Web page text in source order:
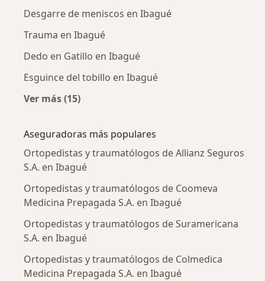
Desgarre de meniscos en Ibagué
Trauma en Ibagué
Dedo en Gatillo en Ibagué
Esguince del tobillo en Ibagué
Ver más (15)
Aseguradoras más populares
Ortopedistas y traumatólogos de Allianz Seguros
S.A. en Ibagué
Ortopedistas y traumatólogos de Coomeva
Medicina Prepagada S.A. en Ibagué
Ortopedistas y traumatólogos de Suramericana
S.A. en Ibagué
Ortopedistas y traumatólogos de Colmedica
Medicina Prepagada S.A. en Ibagué